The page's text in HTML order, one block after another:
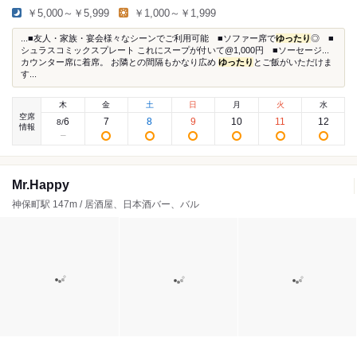
￥5,000～￥5,999 ￥1,000～￥1,999
...■友人・家族・宴会様々なシーンでご利用可能 ■ソファー席でゆったり◎ ■
シュラスコミックスプレート これにスープが付いて@1,000円 ■ソーセージ...
カウンター席に着席。 お隣との間隔もかなり広め ゆったり とご飯がいただけま
す...
空席
情報
木
8/6
金
7
土
8
日
9
月
10
火
11
水
12
Mr.Happy
神保町駅 147m / 居酒屋、日本酒バー、バル